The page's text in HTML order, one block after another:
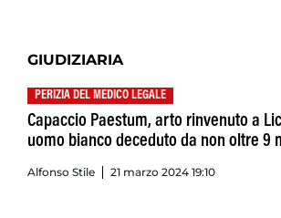
GIUDIZIARIA
PERIZIA DEL MEDICO LEGALE
Capaccio Paestum, arto rinvenuto a
uomo bianco deceduto da non oltre 9
Alfonso Stile 21 marzo 2024 19:10